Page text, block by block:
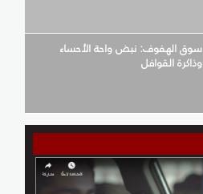
سوق الهفوف: نبض واحة الأحساء
وذاكرة القوافل